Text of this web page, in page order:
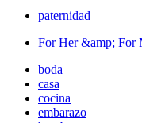
paternidad
For Her &amp; For
boda
casa
cocina
embarazo